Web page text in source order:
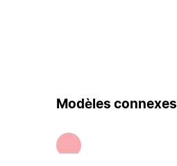
Modèles connexes